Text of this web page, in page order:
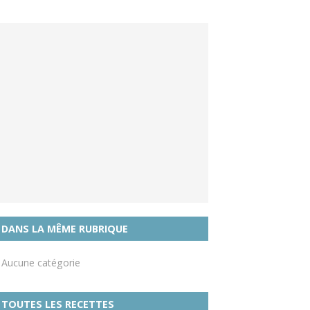
DANS LA MÊME RUBRIQUE
Aucune catégorie
TOUTES LES RECETTES